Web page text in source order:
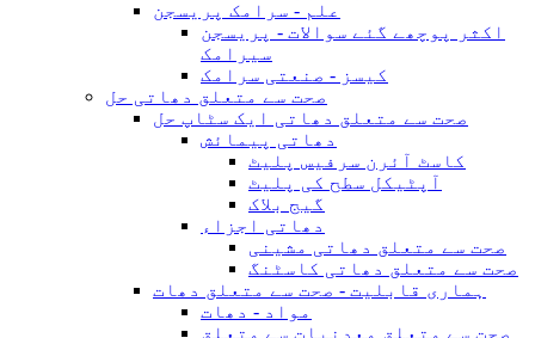
علم - سرامک پریسجن
اکثر پوچھے گئے سوالات - پریسجن
سیرامک
کیسز - صنعتی سرامک
صحت سے متعلق دھاتی حل
صحت سے متعلق دھاتی ایک سٹاپ حل
دھاتی پیمائش
کاسٹ آئرن سرفیس پلیٹ
آپٹیکل سطح کی پلیٹ
گیج بلاک
دھاتی اجزاء
صحت سے متعلق دھاتی مشینی
صحت سے متعلق دھاتی کاسٹنگ
ہماری قابلیت - صحت سے متعلق دھات
مواد - دھات
صحت سے متعلق معدنیات سے متعلق